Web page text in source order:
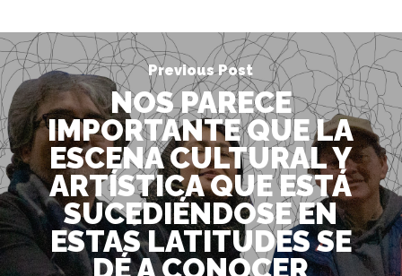
Previous Post
NOS PARECE
IMPORTANTE QUE LA
ESCENA CULTURAL Y
ARTÍSTICA QUE ESTÁ
SUCEDIÉNDOSE EN
ESTAS LATITUDES SE
DÉ A CONOCER